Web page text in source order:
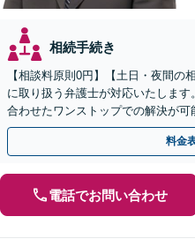
相続手続き
【相談料原則0円】【土日・夜間の
に取り扱う弁護士が対応いたしま
合わせたワンストップでの解決が可
料金
電話でお問い合わせ